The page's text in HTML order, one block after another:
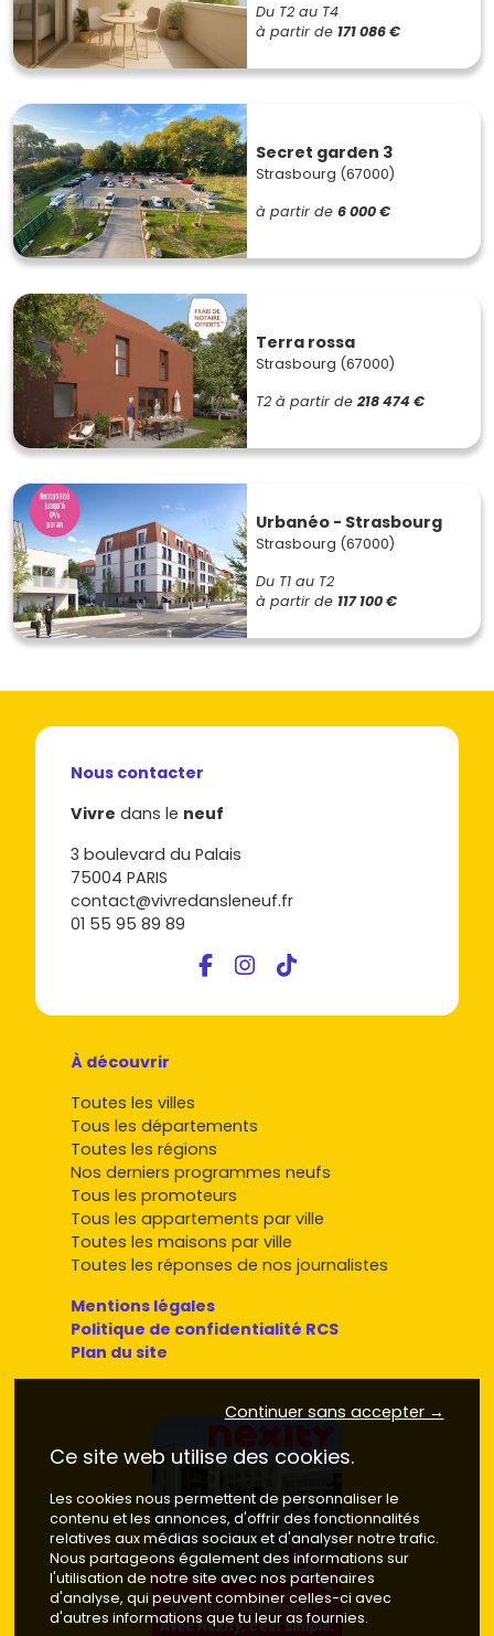
Du T2 au T4
à partir de 171 086 €
Secret garden 3
Strasbourg (67000)
à partir de 6 000 €
Terra rossa
Strasbourg (67000)
T2 à partir de 218 474 €
Urbanéo - Strasbourg
Strasbourg (67000)
Du T1 au T2
à partir de 117 100 €
Nous contacter
Vivre dans le neuf
3 boulevard du Palais
75004 PARIS
contact@vivredansleneuf.fr
01 55 95 89 89
À découvrir
Toutes les villes
Tous les départements
Toutes les régions
Nos derniers programmes neufs
Tous les promoteurs
Tous les appartements par ville
Toutes les maisons par ville
Toutes les réponses de nos journalistes
Mentions légales
Politique de confidentialité RCS
Plan du site
Continuer sans accepter →
Ce site web utilise des cookies.
Les cookies nous permettent de personnaliser le
contenu et les annonces, d'offrir des fonctionnalités
relatives aux médias sociaux et d'analyser notre trafic.
Nous partageons également des informations sur
l'utilisation de notre site avec nos partenaires
d'analyse, qui peuvent combiner celles-ci avec
d'autres informations que tu leur as fournies.